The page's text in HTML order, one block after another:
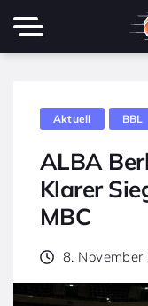
Aktuell BBL
ALBA
Klarer
MBC
8. November